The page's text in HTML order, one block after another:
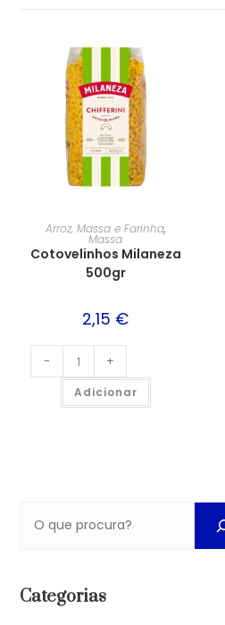
Arroz, Massa e Farinha,
Massa
Cotovelinhos Milaneza
500gr
2,15 €
- +
Adicionar
Categorias